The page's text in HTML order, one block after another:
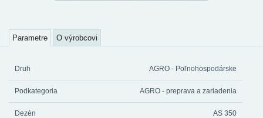
Parametre O výrobcovi
Druh AGRO - Poľnohospodárske
Podkategoria AGRO - preprava a zariadenia
Dezén AS 350